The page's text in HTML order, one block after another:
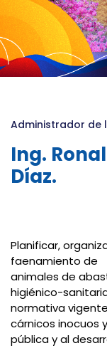
Administrador de
Ing.
Díaz.
Planificar,
faenamiento de
animales de
higiénico-
normativa
cárnicos inocuos
pública y al